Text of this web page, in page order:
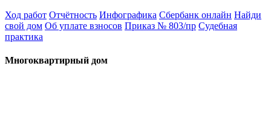
Ход работ Отчётность Инфографика Сбербанк онлайн Найди
свой дом Об уплате взносов Приказ № 803/пр Судебная
практика
Многоквартирный дом